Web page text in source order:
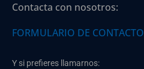
Contacta con nosotros:
FORMULARIO DE CONTACTO
Y si prefieres llamarnos: